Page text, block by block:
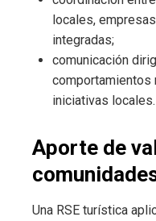
locales,
integradas;
comunicación
comportamientos
iniciativas locales.
Aporte de
Una RSE turística